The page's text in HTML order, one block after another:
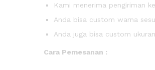
Kami menerima pengiriman
Anda bisa custom warna
Anda juga bisa custom
Cara Pemesanan :